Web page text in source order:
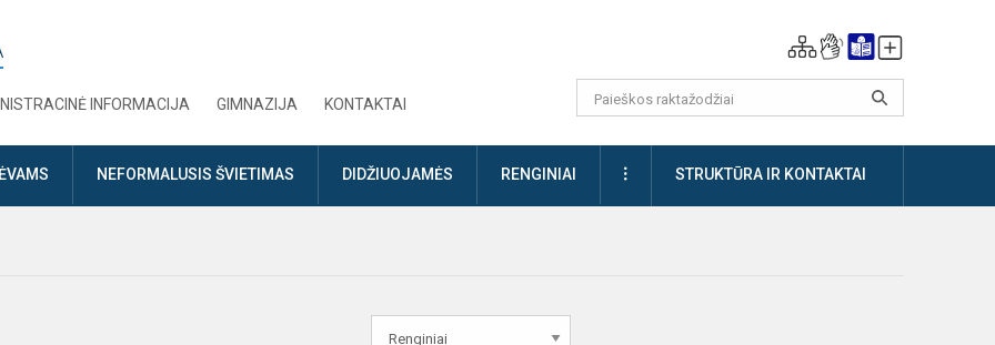
INFORMACIJA GIMNAZIJA KONTAKTAI
NEFORMALUSIS ŠVIETIMAS DIDŽIUOJAMĖS RENGINIAI DAUGIAUSTRUKTŪRA IR KONTAKTAI